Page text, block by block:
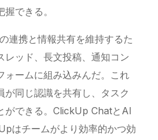
できる。
連携と情報共有を維持するた
レッド、長文投稿、通知コン
ォームに組み込みんだ。これ
が同じ認識を共有し、タスク
ができる。ClickUp ChatとAI
はチームがより効率的かつ効